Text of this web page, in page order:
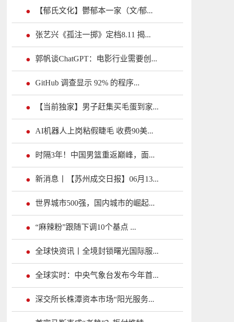
【郁氏文化】鬱郁本一家（文/郁...
张艺兴《孤注一掷》定档8.11 揭...
郭帆谈ChatGPT：电影行业需要创...
GitHub 调查显示 92% 的程序...
【当前独家】男子赶集买毛蛋到家...
AI机器人上岗粘假睫毛 收费90美...
时隔3年！中国男篮重返巅峰，面...
新消息丨【苏州成交日报】06月13...
世界城市500强，国内城市的崛起...
“麻辣粉”跟随下调10个基点 ...
全球快资讯丨全境封锁曙光国际服...
全球实时：中央气象台发布今年首...
深交所长株潭资本市场“阳光服务...